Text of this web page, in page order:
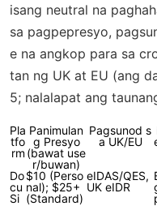
isang neutral na
sa pagpepresyo,
e na angkop para sa
tan ng UK at EU (ang
5; nalalapat ang
Pla
tfo
rm
Panimulan
g Presyo
(bawat use
r/buwan)
Pagsunod s
a UK/EU
Do
cu
Si
$10 (Perso
nal); $25+
(Standard)
eIDAS/QES,
UK eIDR